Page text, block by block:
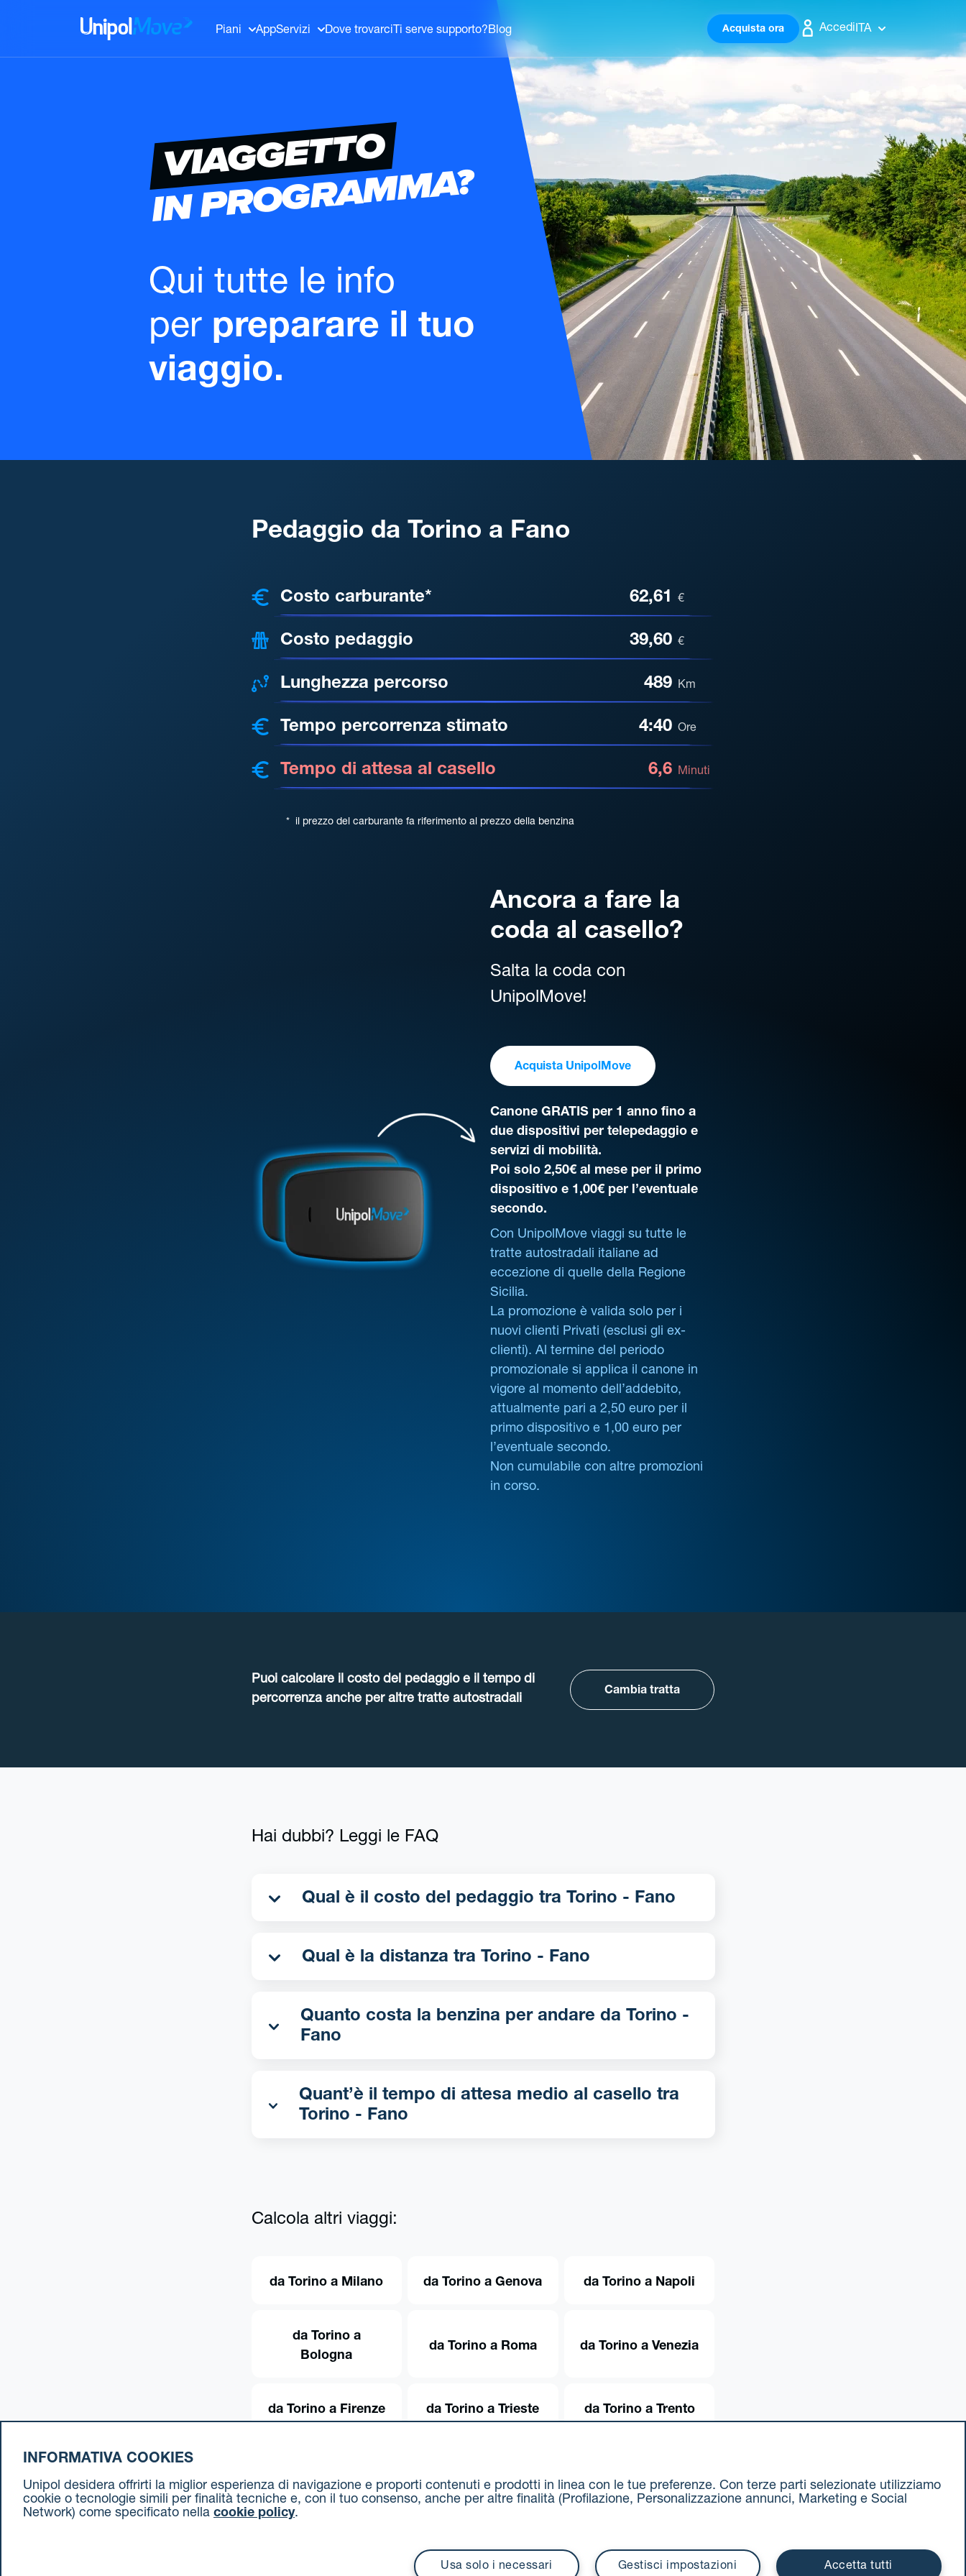
UnipolMove Piani AppServizi Dove trovarci Ti serve supporto?Blog Acquista ora AccediITA
VIAGGETTO
IN PROGRAMMA?
Qui tutte le info
per preparare il tuo
viaggio.
Pedaggio da Torino a Fano
Costo carburante* 62,61 €
Costo pedaggio 39,60 €
Lunghezza percorso 489 Km
Tempo percorrenza stimato 4:40 Ore
Tempo di attesa al casello 6,6 Minuti
* il prezzo del carburante fa riferimento al prezzo della benzina
Ancora a fare la
coda al casello?
Salta la coda con
UnipolMove!
Acquista UnipolMove
Canone GRATIS per 1 anno fino a
due dispositivi per telepedaggio e
servizi di mobilità.
Poi solo 2,50€ al mese per il primo
dispositivo e 1,00€ per l’eventuale
secondo.
Con UnipolMove viaggi su tutte le
tratte autostradali italiane ad
eccezione di quelle della Regione
Sicilia.
La promozione è valida solo per i
nuovi clienti Privati (esclusi gli ex-
clienti). Al termine del periodo
promozionale si applica il canone in
vigore al momento dell’addebito,
attualmente pari a 2,50 euro per il
primo dispositivo e 1,00 euro per
l’eventuale secondo.
Non cumulabile con altre promozioni
in corso.
Puoi calcolare il costo del pedaggio e il tempo di
percorrenza anche per altre tratte autostradali
Cambia tratta
Hai dubbi? Leggi le FAQ
Qual è il costo del pedaggio tra Torino - Fano
Qual è la distanza tra Torino - Fano
Quanto costa la benzina per andare da Torino -
Fano
Quant’è il tempo di attesa medio al casello tra
Torino - Fano
Calcola altri viaggi:
da Torino a Milano da Torino a Genova da Torino a Napoli
da Torino a
Bologna
da Torino a Roma da Torino a Venezia
da Torino a Firenze da Torino a Trieste da Torino a Trento
INFORMATIVA COOKIES
Unipol desidera offrirti la miglior esperienza di navigazione e proporti contenuti e prodotti in linea con le tue preferenze. Con terze parti selezionate utilizziamo
cookie o tecnologie simili per finalità tecniche e, con il tuo consenso, anche per altre finalità (Profilazione, Personalizzazione annunci, Marketing e Social
Network) come specificato nella cookie policy.
Usa solo i necessari Gestisci impostazioni Accetta tutti